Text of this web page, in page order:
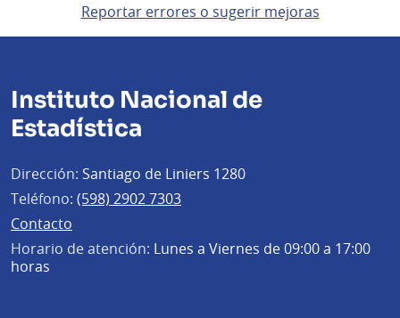
Reportar errores o sugerir mejoras
Instituto Nacional de
Estadística
Dirección: Santiago de Liniers 1280
Teléfono: (598) 2902 7303
Contacto
Horario de atención: Lunes a Viernes de 09:00 a 17:00
horas